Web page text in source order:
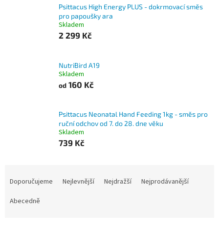
Psittacus High Energy PLUS - dokrmovací směs
pro papoušky ara
Skladem
2 299 Kč
NutriBird A19
Skladem
od 160 Kč
Psittacus Neonatal Hand Feeding 1kg - směs pro
ruční odchov od 7. do 28. dne věku
Skladem
739 Kč
Doporučujeme Nejlevnější Nejdražší
Nejprodávanější
Abecedně